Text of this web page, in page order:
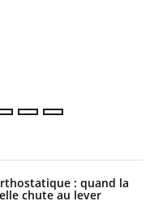
: quand la
chute au lever